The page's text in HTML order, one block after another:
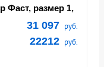
Фаст, размер 1,
31 097 руб.
22212 руб.